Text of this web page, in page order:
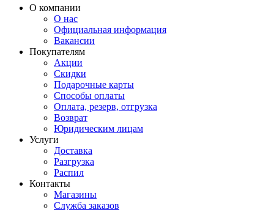
О компании
О нас
Официальная информация
Вакансии
Покупателям
Акции
Скидки
Подарочные карты
Способы оплаты
Оплата, резерв, отгрузка
Возврат
Юридическим лицам
Услуги
Доставка
Разгрузка
Распил
Контакты
Магазины
Служба заказов